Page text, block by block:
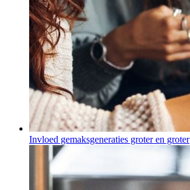
Invloed gemaksgeneraties groter en groter